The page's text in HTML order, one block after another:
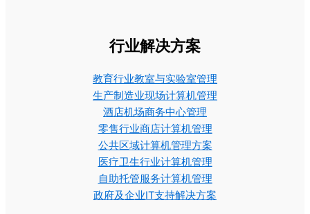
行业解决方案
教育行业教室与实验室管理
生产制造业现场计算机管理
酒店机场商务中心管理
零售行业商店计算机管理
公共区域计算机管理方案
医疗卫生行业计算机管理
自助托管服务计算机管理
政府及企业IT支持解决方案